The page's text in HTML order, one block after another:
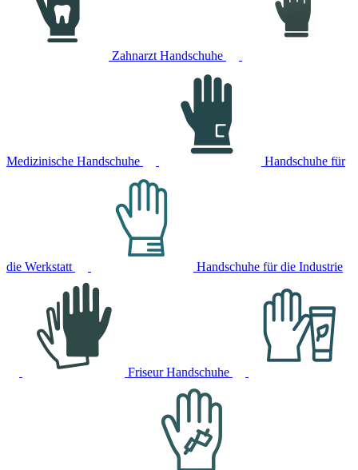
Zahnarzt Handschuhe
Medizinische Handschuhe Handschuhe für
die Werkstatt Handschuhe für die Industrie
Friseur Handschuhe